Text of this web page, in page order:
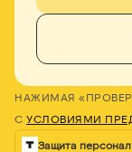
НАЖИМАЯ
С УСЛОВИЯМИ
Защита